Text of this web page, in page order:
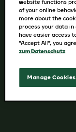
website functions
of your online
more about the
process your data
have easier access
“Accept All”, you
zum Datenschutz
Manage Cookies